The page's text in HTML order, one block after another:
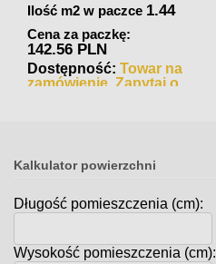
Ilość m2 w paczce 1.44
Cena za paczkę:
142.56 PLN
Dostępność: Towar na
zamówienie. Zapytaj o
Kalkulator powierzchni
Długość pomieszczenia (cm):
Wysokość pomieszczenia (cm):